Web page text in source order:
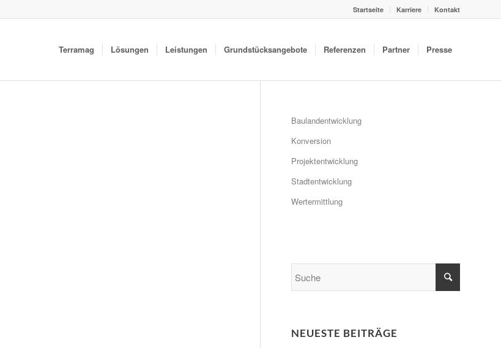
Startseite Karriere Kontakt
Terramag Lösungen Leistungen Grundstücksangebote Referenzen Partner Presse
Baulandentwicklung
Konversion
Projektentwicklung
Stadtentwicklung
Wertermittlung
NEUESTE BEITRÄGE